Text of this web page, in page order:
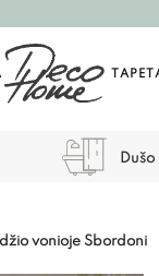
vonioje Sbordoni